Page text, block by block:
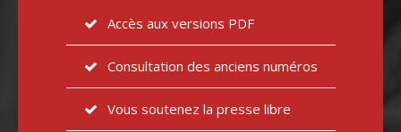
Accès aux versions PDF
Consultation des anciens numéros
Vous soutenez la presse libre